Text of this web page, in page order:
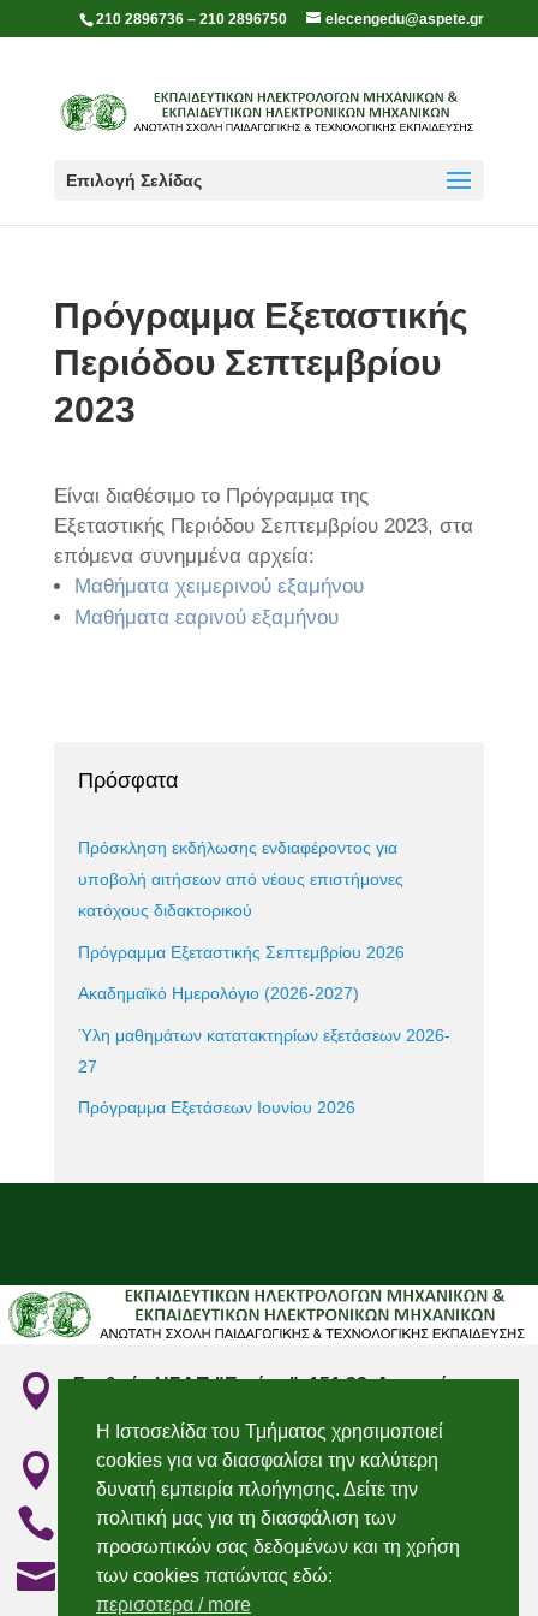
210 2896736 – 210 2896750 elecengedu@aspete.gr
Επιλογή Σελίδας
Πρόγραμμα Εξεταστικής
Περιόδου Σεπτεμβρίου
2023
Είναι διαθέσιμο το Πρόγραμμα της
Εξεταστικής Περιόδου Σεπτεμβρίου 2023, στα
επόμενα συνημμένα αρχεία:
Μαθήματα χειμερινού εξαμήνου
Μαθήματα εαρινού εξαμήνου
Πρόσφατα
Πρόσκληση εκδήλωσης ενδιαφέροντος για
υποβολή αιτήσεων από νέους επιστήμονες
κατόχους διδακτορικού
Πρόγραμμα Εξεταστικής Σεπτεμβρίου 2026
Ακαδημαϊκό Ημερολόγιο (2026-2027)
Ύλη μαθημάτων κατατακτηρίων εξετάσεων 2026-
27
Πρόγραμμα Εξετάσεων Ιουνίου 2026

Σταθμός ΗΣΑΠ "Ειρήνη", 151 22, Αμαρούσιο
 "Irini" Metro station, 151 22, Marousi, Attiki
 210 2896736 & 210 2896750
 elecengedu@aspete.gr
Η Ιστοσελίδα του Τμήματος χρησιμοποιεί
cookies για να διασφαλίσει την καλύτερη
δυνατή εμπειρία πλοήγησης. Δείτε την
πολιτική μας για τη διασφάλιση των
προσωπικών σας δεδομένων και τη χρήση
των cookies πατώντας εδώ:
περισοτερα / more